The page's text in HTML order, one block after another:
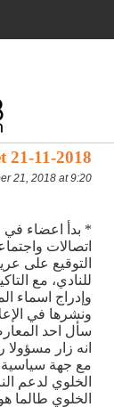
21-11-2018
21, 2018 at 9:20
* بدأ اعضاء في
اتصالات
التوقيع على
للنادي، مع
وإدراج اسماء
ونشرها في
سأل احد
انه زار
مع جهة
الخلوي لدعم
الخلوي